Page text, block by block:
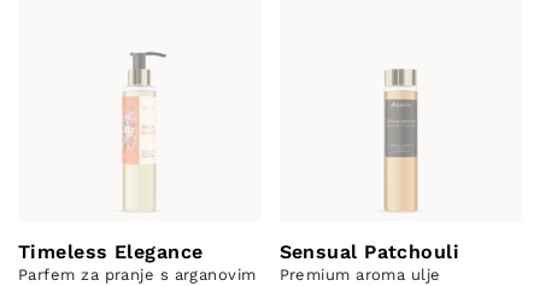
Timeless Elegance
Parfem za pranje s arganovim
Sensual Patchouli
Premium aroma ulje